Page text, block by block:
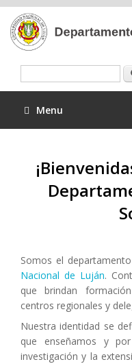
Menu
Somos el
Nacional de Luján.
que brindan
centros regionales y
Nuestra identidad se
que enseñamos y
investigación y la